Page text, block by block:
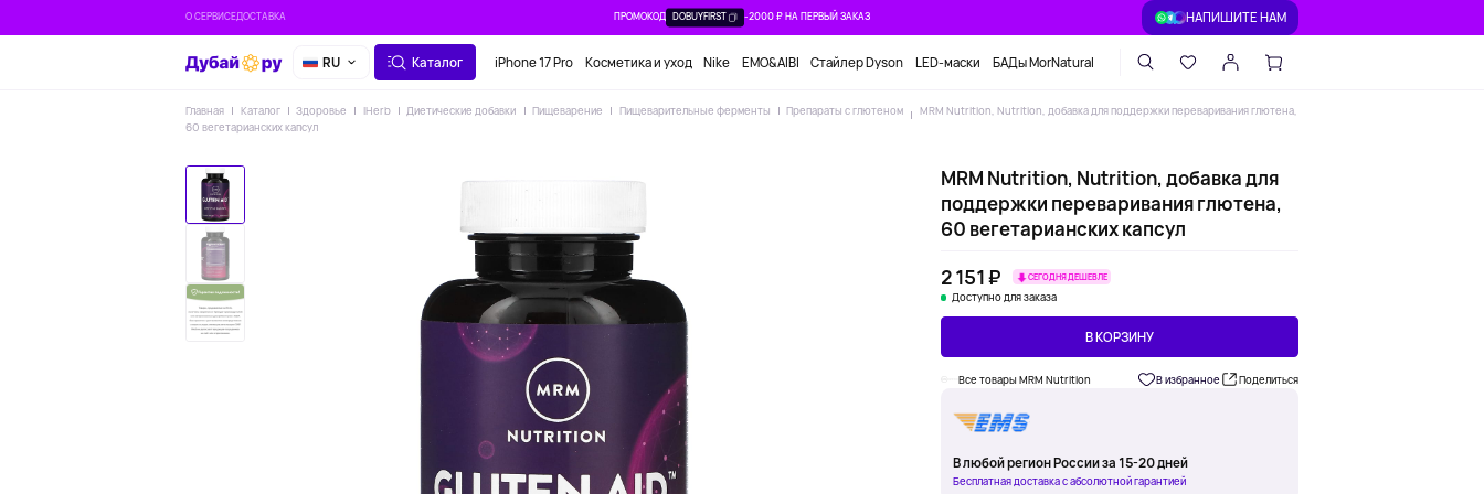
О СЕРВИСЕДОСТАВКА ПРОМОКОД DOBUYFIRST -2000 ₽ НА ПЕРВЫЙ ЗАКАЗ НАПИШИТЕ НАМ
RU Каталог iPhone 17 Pro Косметика и уход Nike EMO&AIBI Стайлер Dyson LED-маски БАДы MorNatural
Главная Каталог Здоровье IHerb Диетические добавки Пищеварение Пищеварительные ферменты Препараты с глютеном
MRM Nutrition, Nutrition, добавка для поддержки переваривания глютена,
60 вегетарианских капсул
MRM Nutrition, Nutrition, добавка для
поддержки переваривания глютена,
60 вегетарианских капсул
2 151 ₽
СЕГОДНЯ ДЕШЕВЛЕ
Доступно для заказа
В КОРЗИНУ
Все товары MRM Nutrition В избранное Поделиться
В любой регион России за 15-20 дней
Бесплатная доставка с абсолютной гарантией